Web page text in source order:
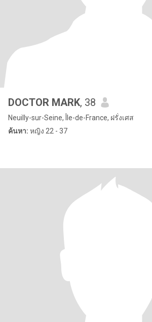
DOCTOR MARK, 38
Neuilly-sur-Seine, Île-de-France, ฝรั่งเศส
ค้นหา: หญิง 22 - 37